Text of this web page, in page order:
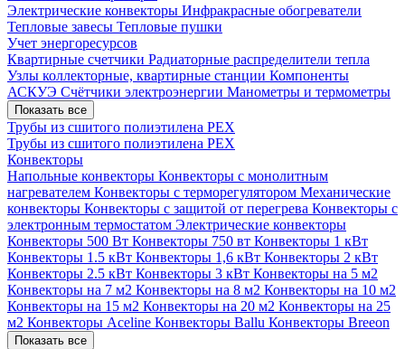
Электрические конвекторы Инфракрасные обогреватели
Тепловые завесы Тепловые пушки
Учет энергоресурсов
Квартирные счетчики Радиаторные распределители тепла
Узлы коллекторные, квартирные станции Компоненты
АСКУЭ Счётчики электроэнергии Манометры и термометры
Показать все
Трубы из сшитого полиэтилена PEX
Трубы из сшитого полиэтилена PEX
Конвекторы
Напольные конвекторы Конвекторы с монолитным
нагревателем Конвекторы с терморегулятором Механические
конвекторы Конвекторы с защитой от перегрева Конвекторы с
электронным термостатом Электрические конвекторы
Конвекторы 500 Вт Конвекторы 750 вт Конвекторы 1 кВт
Конвекторы 1.5 кВт Конвекторы 1,6 кВт Конвекторы 2 кВт
Конвекторы 2.5 кВт Конвекторы 3 кВт Конвекторы на 5 м2
Конвекторы на 7 м2 Конвекторы на 8 м2 Конвекторы на 10 м2
Конвекторы на 15 м2 Конвекторы на 20 м2 Конвекторы на 25
м2 Конвекторы Aceline Конвекторы Ballu Конвекторы Breeon
Показать все